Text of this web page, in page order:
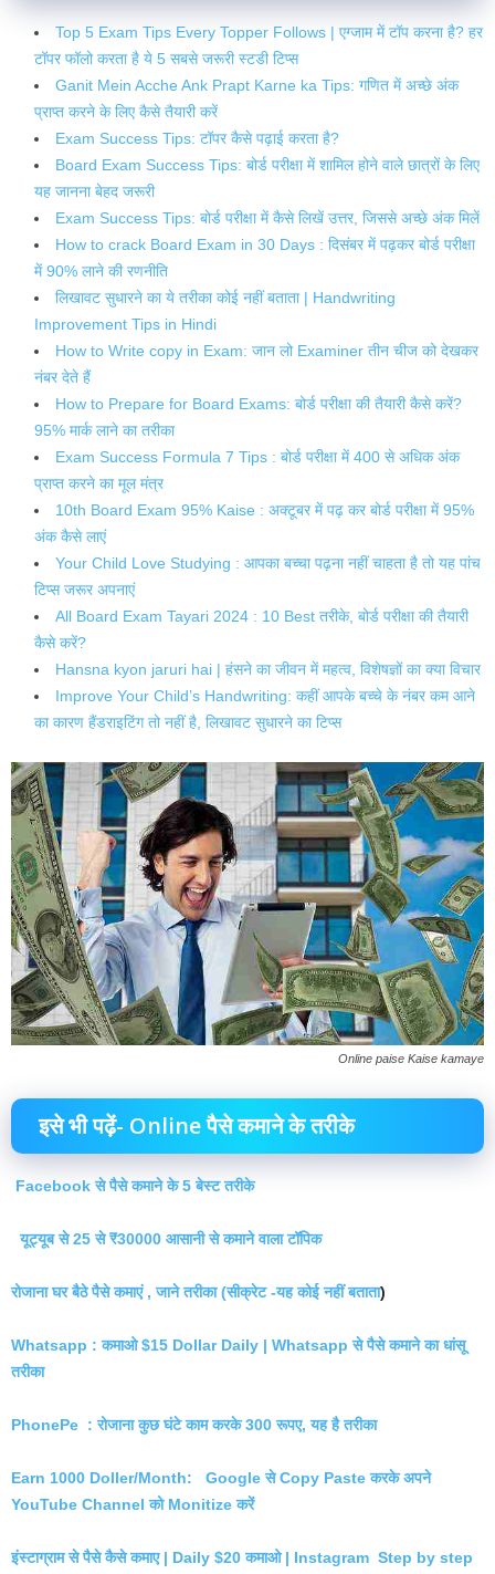
Top 5 Exam Tips Every Topper Follows | एग्जाम में टॉप करना है? हर
टॉपर फॉलो करता है ये 5 सबसे जरूरी स्टडी टिप्स
Ganit Mein Acche Ank Prapt Karne ka Tips: गणित में अच्छे अंक
प्राप्त करने के लिए कैसे तैयारी करें
Exam Success Tips: टॉपर कैसे पढ़ाई करता है?
Board Exam Success Tips: बोर्ड परीक्षा में शामिल होने वाले छात्रों के लिए
यह जानना बेहद जरूरी
Exam Success Tips: बोर्ड परीक्षा में कैसे लिखें उत्तर, जिससे अच्छे अंक मिलें
How to crack Board Exam in 30 Days : दिसंबर में पढ़कर बोर्ड परीक्षा
में 90% लाने की रणनीति
लिखावट सुधारने का ये तरीका कोई नहीं बताता | Handwriting
Improvement Tips in Hindi
How to Write copy in Exam: जान लो Examiner तीन चीज को देखकर
नंबर देते हैं
How to Prepare for Board Exams: बोर्ड परीक्षा की तैयारी कैसे करें?
95% मार्क लाने का तरीका
Exam Success Formula 7 Tips : बोर्ड परीक्षा में 400 से अधिक अंक
प्राप्त करने का मूल मंत्र
10th Board Exam 95% Kaise : अक्टूबर में पढ़ कर बोर्ड परीक्षा में 95%
अंक कैसे लाएं
Your Child Love Studying : आपका बच्चा पढ़ना नहीं चाहता है तो यह पांच
टिप्स जरूर अपनाएं
All Board Exam Tayari 2024 : 10 Best तरीके, बोर्ड परीक्षा की तैयारी
कैसे करें?
Hansna kyon jaruri hai | हंसने का जीवन में महत्व, विशेषज्ञों का क्या विचार
Improve Your Child’s Handwriting: कहीं आपके बच्चे के नंबर कम आने
का कारण हैंडराइटिंग तो नहीं है, लिखावट सुधारने का टिप्स
Online paise Kaise kamaye
इसे भी पढ़ें- Online पैसे कमाने के तरीके
Facebook से पैसे कमाने के 5 बेस्ट तरीके
यूट्यूब से 25 से ₹30000 आसानी से कमाने वाला टॉपिक
रोजाना घर बैठे पैसे कमाएं , जाने तरीका (सीक्रेट -यह कोई नहीं बताता)
Whatsapp : कमाओ $15 Dollar Daily | Whatsapp से पैसे कमाने का धांसू
तरीका
PhonePe : रोजाना कुछ घंटे काम करके 300 रूपए, यह है तरीका
Earn 1000 Doller/Month: Google से Copy Paste करके अपने
YouTube Channel को Monitize करें
इंस्टाग्राम से पैसे कैसे कमाए | Daily $20 कमाओ | Instagram Step by step